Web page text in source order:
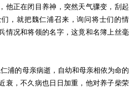
他正在闭目养神，突然天气骤变，刮起
，就把魏仁浦召来，询问将士们的情
情况和将领的名字，这竟和名簿上丝毫
浦的母亲病逝，自幼和母亲相依为命的
衰，不久病也日日加重，他对养子柴荣